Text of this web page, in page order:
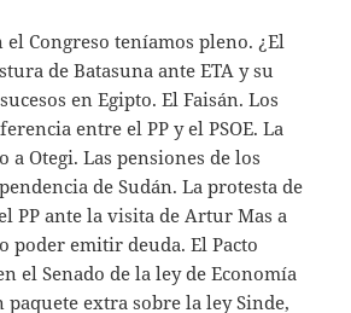
el Congreso teníamos pleno. ¿El
de Batasuna ante ETA y su
en Egipto. El Faisán. Los
entre el PP y el PSOE. La
Otegi. Las pensiones de los
de Sudán. La protesta de
PP ante la visita de Artur Mas a
poder emitir deuda. El Pacto
el Senado de la ley de Economía
extra sobre la ley Sinde,